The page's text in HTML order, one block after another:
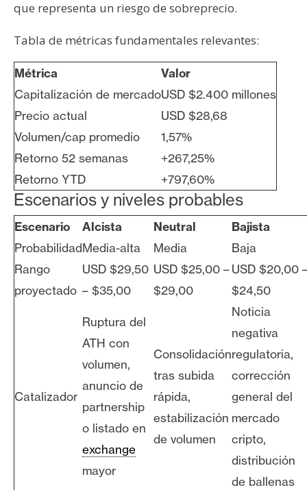
que representa un riesgo de sobreprecio.
Tabla de métricas fundamentales relevantes:
Métrica
Valor
Capitalización de mercadoUSD $2.400 millones
Precio actual
USD $28,68
Volumen/cap promedio
1,57%
Retorno 52 semanas
+267,25%
Retorno YTD
+797,60%
Escenarios y niveles probables
Escenario Alcista Neutral
Bajista
ProbabilidadMedia-alta Media
Baja
Rango
proyectado
USD $29,50
– $35,00
USD $25,00 –
$29,00
USD $20,00
$24,50
Catalizador
Ruptura del
ATH con
volumen,
anuncio de
partnership
o listado en
exchange
mayor
Consolidación
tras subida
rápida,
estabilización
de volumen
Noticia
negativa
regulatoria,
corrección
general del
mercado
cripto,
distribución
de ballenas